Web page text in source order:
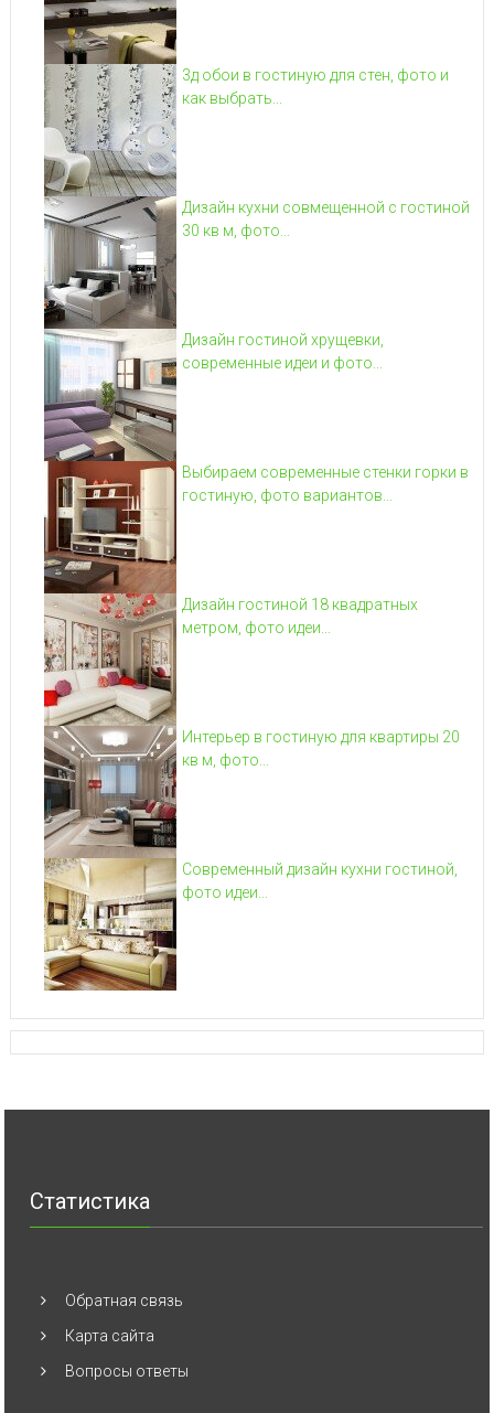
3д обои в гостиную для стен, фото и
как выбрать...
Дизайн кухни совмещенной с гостиной
30 кв м, фото...
Дизайн гостиной хрущевки,
современные идеи и фото...
Выбираем современные стенки горки в
гостиную, фото вариантов...
Дизайн гостиной 18 квадратных
метром, фото идеи...
Интерьер в гостиную для квартиры 20
кв м, фото...
Современный дизайн кухни гостиной,
фото идеи...
Статистика
Обратная связь
Карта сайта
Вопросы ответы